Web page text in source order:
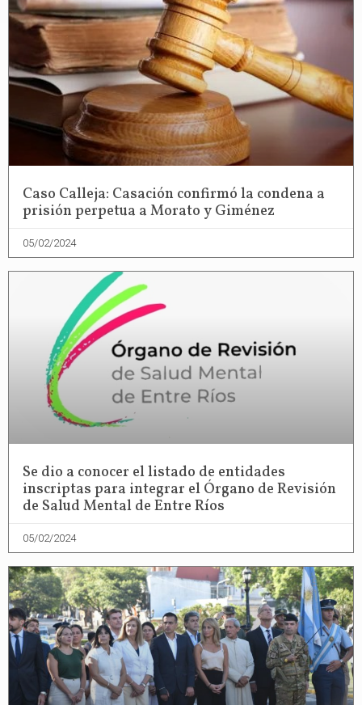
Caso Calleja: Casación confirmó la condena a
prisión perpetua a Morato y Giménez
05/02/2024
Se dio a conocer el listado de entidades
inscriptas para integrar el Órgano de Revisión
de Salud Mental de Entre Ríos
05/02/2024